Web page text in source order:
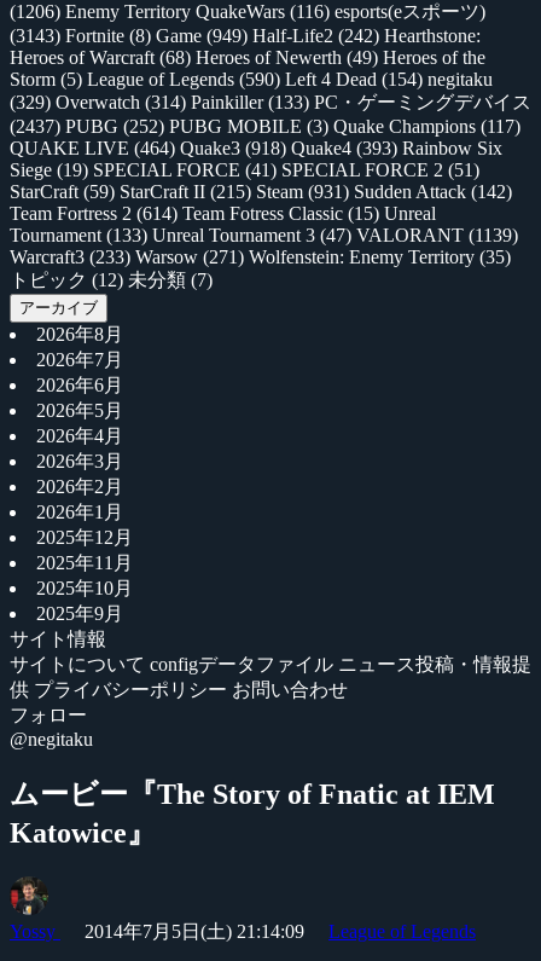
(1206) Enemy Territory QuakeWars (116) esports(eスポーツ)
(3143) Fortnite (8) Game (949) Half-Life2 (242) Hearthstone:
Heroes of Warcraft (68) Heroes of Newerth (49) Heroes of the
Storm (5) League of Legends (590) Left 4 Dead (154) negitaku
(329) Overwatch (314) Painkiller(133) PC・ゲーミングデバイス
(2437) PUBG (252) PUBG MOBILE (3) Quake Champions (117)
QUAKE LIVE (464) Quake3 (918) Quake4 (393) Rainbow Six
Siege (19) SPECIAL FORCE (41) SPECIAL FORCE 2 (51)
StarCraft (59) StarCraft II (215) Steam (931) Sudden Attack (142)
Team Fortress 2 (614) Team Fotress Classic (15) Unreal
Tournament (133) Unreal Tournament 3 (47) VALORANT (1139)
Warcraft3 (233) Warsow (271) Wolfenstein: Enemy Territory (35)
トピック (12) 未分類 (7)
アーカイブ
2026年8月
2026年7月
2026年6月
2026年5月
2026年4月
2026年3月
2026年2月
2026年1月
2025年12月
2025年11月
2025年10月
2025年9月
サイト情報
サイトについて configデータファイル ニュース投稿・情報提
供 プライバシーポリシー お問い合わせ
フォロー
@negitaku
ムービー『The Story of Fnatic at IEM
Katowice』
Yossy 2014年7月5日(土) 21:14:09 League of Legends